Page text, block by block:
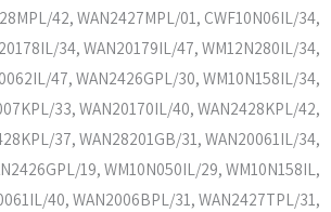
42, WAN2427MPL/01, CWF10N06IL/34,
34, WAN20179IL/47, WM12N280IL/34,
47, WAN2426GPL/30, WM10N158IL/34,
33, WAN20170IL/40, WAN2428KPL/42,
37, WAN28201GB/31, WAN20061IL/34,
19, WM10N050IL/29, WM10N158IL,
40, WAN2006BPL/31, WAN2427TPL/31,